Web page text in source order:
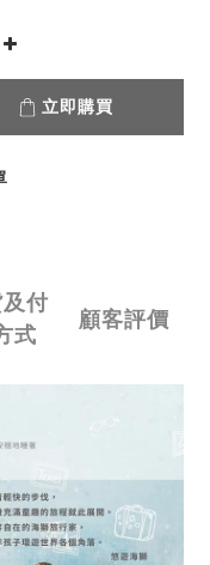
立即購買
付
式
顧客評價